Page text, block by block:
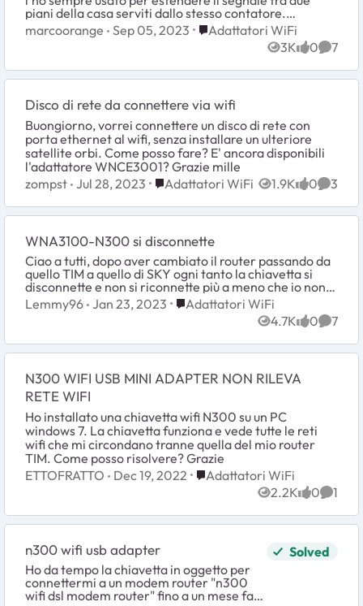
piani della casa serviti dallo stesso contatore.
Improvvisamente in due dispositivi non riesco...
marcoorange Sep 05, 2023 Place Adattatori WiFi
Adattatori WiFi
3K
Views 0
likes 7
Disco di rete da connettere via wifi
Buongiorno, vorrei connettere un disco di rete con
porta ethernet al wifi, senza installare un ulteriore
satellite orbi. Come posso fare? E' ancora disponibili
l'adattatore WNCE3001? Grazie mille
zompst Jul 28, 2023 Place Adattatori WiFi
Adattatori WiFi 1.9K
Views 0
likes 3
WNA3100-N300 si disconnette
Ciao a tutti, dopo aver cambiato il router passando da
quello TIM a quello di SKY ogni tanto la chiavetta si
disconnette e non si riconnette più a meno che io non
tolga e rimetta la chiavetta. Ho pr...
Lemmy96 Jan 23, 2023 Place Adattatori WiFi
Adattatori WiFi
4.7K
Views 0
likes 7
N300 WIFI USB MINI ADAPTER NON RILEVA
RETE WIFI
Ho installato una chiavetta wifi N300 su un PC
windows 7. La chiavetta funziona e vede tutte le reti
wifi che mi circondano tranne quella del mio router
TIM. Come posso risolvere? Grazie
ETTOFRATTO
Dec 19, 2022 Place Adattatori WiFi
Adattatori WiFi
2.2K
Views 0
likes 1
n300 wifi usb adapter
Ho da tempo la chiavetta in oggetto per
connettermi a un modem router "n300
wifi dsl modem router" fino a un mese fa
Solved